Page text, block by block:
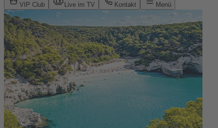
VIP Club Live im TV Kontakt Menü